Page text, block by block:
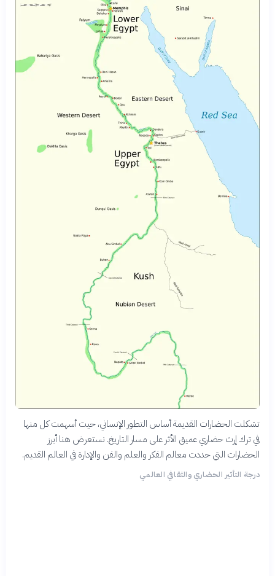
تشكلت الحضارات القديمة أساس التطور الإنساني، حيث أسهمت كل منها
في ترك إرث حضاري عميق الأثر على مسار التاريخ. نستعرض هنا أبرز
الحضارات التي حددت معالم الفكر والعلم والفن والإدارة في العالم القديم.
درجة التأثير الحضاري والثقافي العالمي